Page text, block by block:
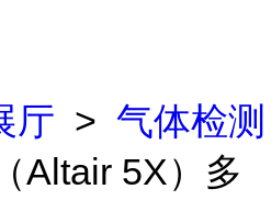
厅 > 气体检测
Altair 5X）多